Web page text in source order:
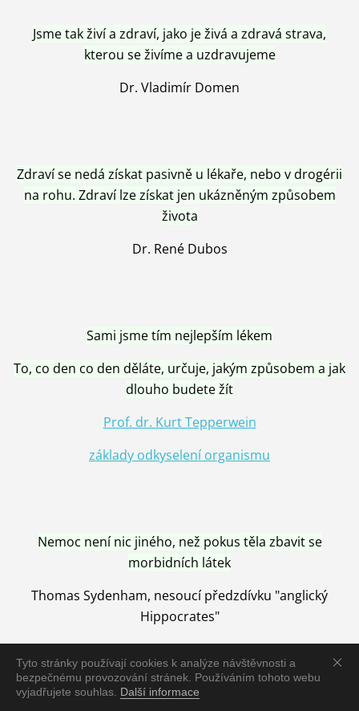
Tyto stránky používají cookies k analýze návštěvnosti a
bezpečnému provozování stránek. Používáním tohoto webu
vyjadřujete souhlas. Další informace
Jsme tak živí a zdraví, jako je živá a zdravá strava,
kterou se živíme a uzdravujeme
Dr. Vladimír Domen
Zdraví se nedá získat pasivně u lékaře, nebo v drogérii
na rohu. Zdraví lze získat jen ukázněným způsobem
života
Dr. René Dubos
Sami jsme tím nejlepším lékem
To, co den co den děláte, určuje, jakým způsobem a jak
dlouho budete žít
Prof. dr. Kurt Tepperwein
základy odkyselení organismu
Nemoc není nic jiného, než pokus těla zbavit se
morbidních látek
Thomas Sydenham, nesoucí předzdívku "anglický
Hippocrates"
Nemoc je vyléčena jen pomocí Přírody, neutralizací a